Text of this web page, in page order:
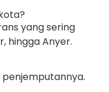
yang sering
hingga Anyer.
penjemputannya.